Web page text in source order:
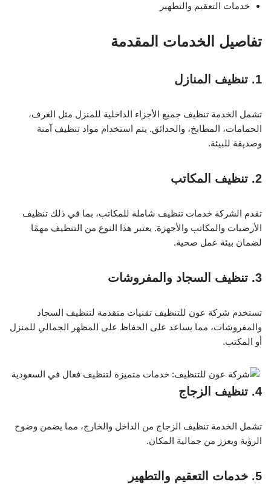
خدمات التعقيم والتطهير
تفاصيل الخدمات المقدمة
1. تنظيف المنازل
تشمل الخدمة تنظيف جميع الأجزاء الداخلية للمنزل مثل الغرف،
الحمامات، المطابخ، والحدائق. يتم استخدام مواد تنظيف آمنة
وصديقة للبيئة.
2. تنظيف المكاتب
تقدم الشركة خدمات تنظيف شاملة للمكاتب، بما في ذلك تنظيف
الأرضيات والمكاتب والأجهزة. يعتبر هذا النوع من التنظيف مهمًا
لضمان بيئة عمل صحية.
3. تنظيف السجاد والمفروشات
تستخدم شركة عون للتنظيف تقنيات متقدمة لتنظيف السجاد
والمفروشات، مما يساعد على الحفاظ على المظهر الجمالي للمنزل
أو المكتب.
4. تنظيف الزجاج
تشمل الخدمة تنظيف الزجاج من الداخل والخارج، مما يضمن وضوح
الرؤية ويعزز من جمالية المكان.
5. خدمات التعقيم والتطهير